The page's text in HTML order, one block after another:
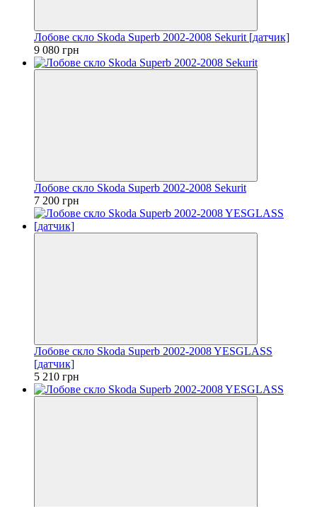
Лобове скло Skoda Superb 2002-2008 Sekurit [датчик]
9 080 грн
Лобове скло Skoda Superb 2002-2008 Sekurit
7 200 грн
Лобове скло Skoda Superb 2002-2008 YESGLASS
[датчик]
5 210 грн